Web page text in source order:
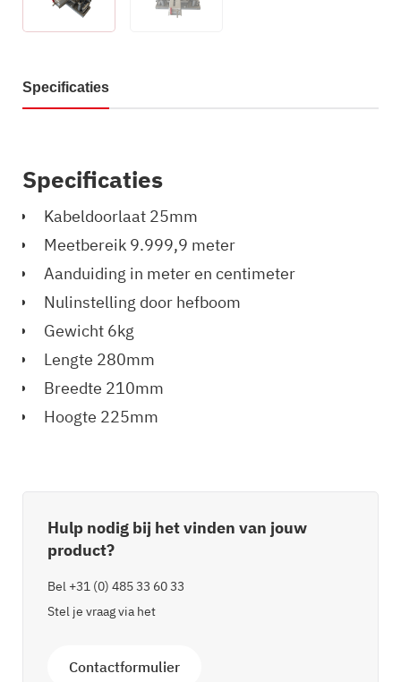
Specificaties
Specificaties
Kabeldoorlaat 25mm
Meetbereik 9.999,9 meter
Aanduiding in meter en centimeter
Nulinstelling door hefboom
Gewicht 6kg
Lengte 280mm
Breedte 210mm
Hoogte 225mm
Hulp nodig bij het vinden van jouw
product?
Bel +31 (0) 485 33 60 33
Stel je vraag via het
Contactformulier